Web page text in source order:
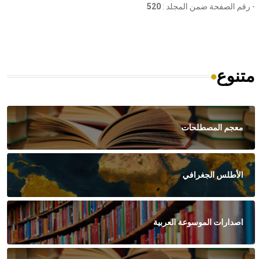
- رقم الصفحة ضمن المجلد : 520
متنوع
معجم المصطلحات
الأطلس الجغرافي
اصدارات الموسوعة العربية